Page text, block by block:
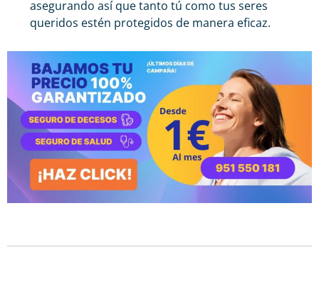
asegurando así que tanto tú como tus seres
queridos estén protegidos de manera eficaz.